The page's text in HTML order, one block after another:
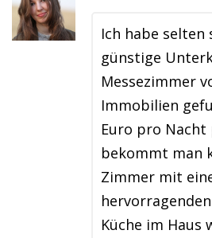
Ich habe selten
günstige
Messezimmer
Immobilien
Euro pro Nacht
bekommt man
Zimmer mit
Küche im Haus